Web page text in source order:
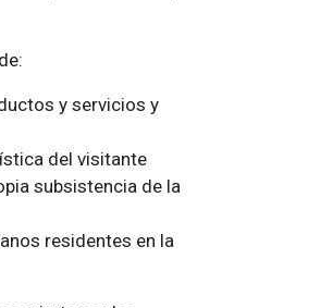
y servicios y
del visitante
subsistencia de la
residentes en la